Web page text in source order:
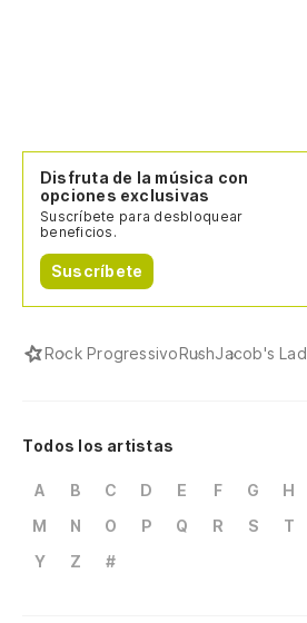
Disfruta de la música con
opciones exclusivas
Suscríbete para desbloquear
beneficios.
Suscríbete
Rock ProgressivoRushJacob's
Todos los artistas
A B C D E F G H
M
N O P Q R S T
Y
Z #